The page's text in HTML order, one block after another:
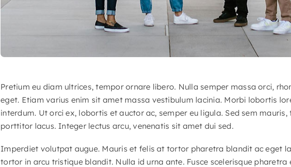
Pretium eu diam ultrices, tempor ornare libero. Nulla semper massa orci,
eget. Etiam varius enim sit amet massa vestibulum lacinia. Morbi lobortis
interdum. Ut orci ex, lobortis et auctor ac, semper eu ligula. Sed sem
porttitor lacus. Integer lectus arcu, venenatis sit amet dui sed.
Imperdiet volutpat augue. Mauris et felis at tortor pharetra blandit ac eget
tortor in arcu tristique blandit. Nulla id urna ante. Fusce scelerisque pharetra